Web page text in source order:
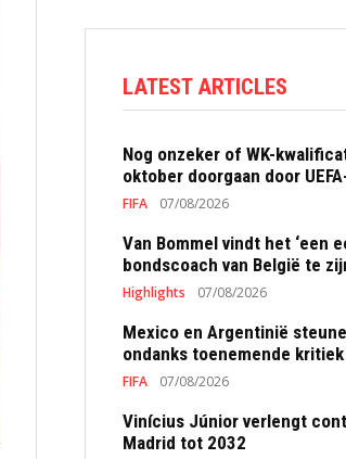
LATEST ARTICLES
Nog onzeker of WK-
oktober doorgaan door
FIFA 07/08/2026
Van Bommel vindt het ‘een
bondscoach van België te
Highlights 07/08/2026
Mexico en Argentinië
ondanks toenemende kritiek
FIFA 07/08/2026
Vinícius Júnior verlengt
Madrid tot 2032